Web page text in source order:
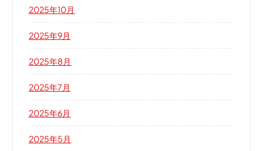
2025年10月
2025年9月
2025年8月
2025年7月
2025年6月
2025年5月